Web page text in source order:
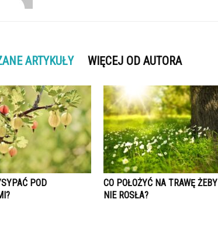
ARTYKUŁY WIĘCEJ OD AUTORA
POD
CO POŁOŻYĆ NA TRAWĘ ŻEBY
NIE ROSŁA?